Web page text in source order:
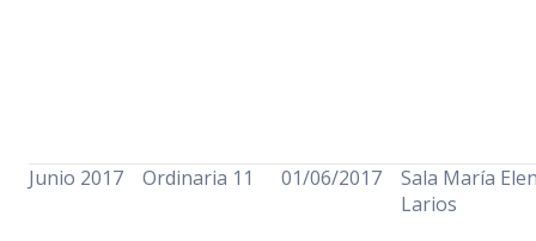
Junio 2017 Ordinaria 11 01/06/2017
Sala María
Larios